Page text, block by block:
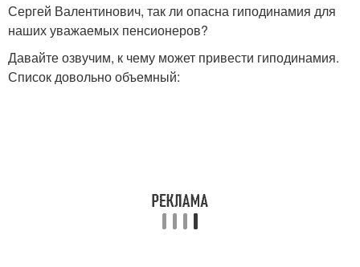
Сергей Валентинович, так ли опасна гиподинамия для
наших уважаемых пенсионеров?
Давайте озвучим, к чему может привести гиподинамия.
Список довольно объемный: